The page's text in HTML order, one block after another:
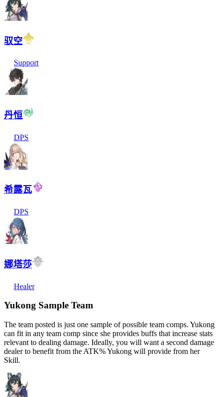
驭空
Support
丹恒
DPS
希露瓦
DPS
娜塔莎
Healer
Yukong Sample Team
The team posted is just one sample of possible team comps. Yukong
can fit in any team comp since she provides buffs that increase stats
relevant to dealing damage. Ideally, you will want a second damage
dealer to benefit from the ATK% Yukong will provide from her
Skill.